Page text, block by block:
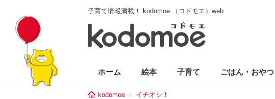
子育て情報満載！ kodomoe （コドモエ）web
ホーム 絵本 子育て ごはん・おやつ
kodomoe イチオシ！